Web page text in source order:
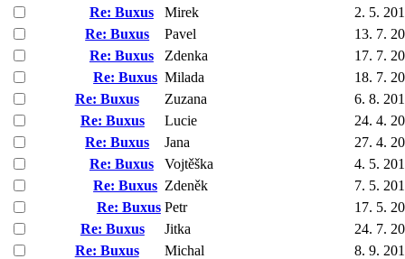
Re: Buxus
Mirek
2. 5.
Re: Buxus
Pavel
13. 7.
Re: Buxus
Zdenka
17. 7.
Re: Buxus Milada
18. 7.
Re: Buxus
Zuzana
6. 8.
Re: Buxus
Lucie
24. 4.
Re: Buxus
Jana
27. 4.
Re: Buxus
Vojtěška
4. 5.
Re: Buxus Zdeněk
7. 5.
Re: Buxus Petr
17. 5.
Re: Buxus
Jitka
24. 7.
Re: Buxus
Michal
8. 9.